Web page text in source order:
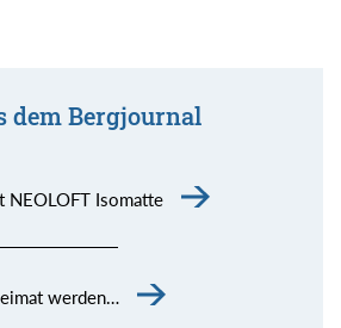
dem Bergjournal
NEOLOFT Isomatte
werden…